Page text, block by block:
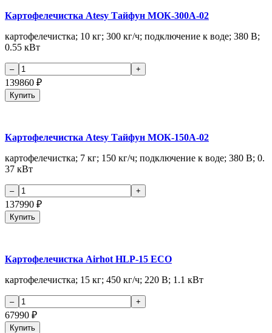
Картофелечистка Atesy Тайфун МОК-300А-02
картофелечистка; 10 кг; 300 кг/ч; подключение к воде; 380 В;
0.55 кВт
139860 ₽
Купить
Картофелечистка Atesy Тайфун МОК-150А-02
картофелечистка; 7 кг; 150 кг/ч; подключение к воде; 380 В; 0.
37 кВт
137990 ₽
Купить
Картофелечистка Airhot HLP-15 ECO
картофелечистка; 15 кг; 450 кг/ч; 220 В; 1.1 кВт
67990 ₽
Купить